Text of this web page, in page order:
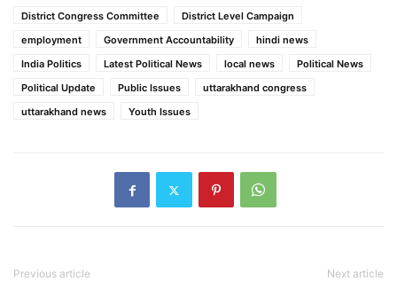
District Congress Committee
District Level Campaign
employment
Government Accountability
hindi news
India Politics
Latest Political News local news
Political News
Political Update
Public Issues
uttarakhand congress
uttarakhand news
Youth Issues
Previous article Next article